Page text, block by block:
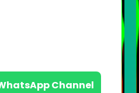
Channel